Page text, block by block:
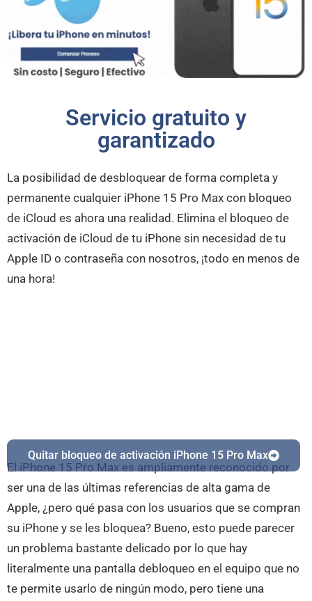
Servicio gratuito y
garantizado
La posibilidad de desbloquear de forma completa y
permanente cualquier iPhone 15 Pro Max con bloqueo
de iCloud es ahora una realidad. Elimina el bloqueo de
activación de iCloud de tu iPhone sin necesidad de tu
Apple ID o contraseña con nosotros, ¡todo en menos de
una hora!
Quitar bloqueo de activación iPhone 15 Pro Max
El iPhone 15 Pro Max es ampliamente reconocido por
ser una de las últimas referencias de alta gama de
Apple, ¿pero qué pasa con los usuarios que se compran
su iPhone y se les bloquea? Bueno, esto puede parecer
un problema bastante delicado por lo que hay
literalmente una pantalla debloqueo en el equipo que no
te permite usarlo de ningún modo, pero tiene una